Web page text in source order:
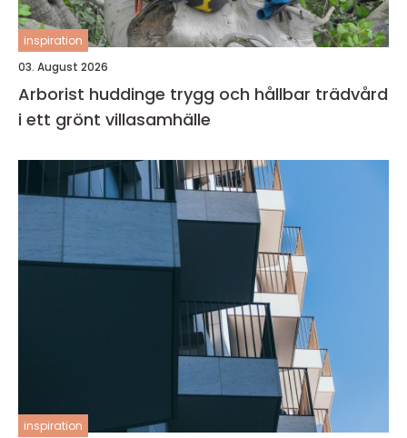
inspiration
03. August 2026
Arborist huddinge trygg och hållbar trädvård
i ett grönt villasamhälle
inspiration